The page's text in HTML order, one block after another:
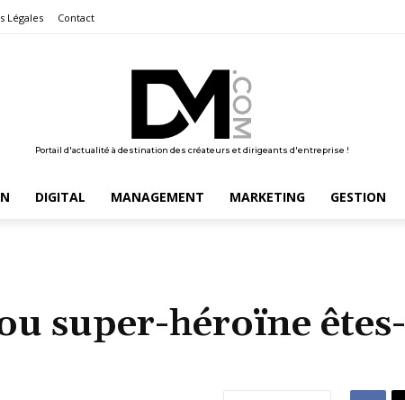
Légales Contact
Portail d'actualité à destination des créateurs et dirigeants d'entreprise !
DIGITAL MANAGEMENT MARKETING GESTION
super-héroïne êtes-